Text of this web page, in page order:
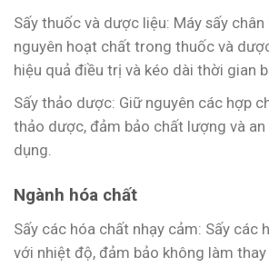
Sấy thuốc và dược liệu: Máy sấy
nguyên hoạt chất trong thuốc và
hiệu quả điều trị và kéo dài thời gian
Sấy thảo dược: Giữ nguyên các hợp
thảo dược, đảm bảo chất lượng và
dụng.
Ngành hóa chất
Sấy các hóa chất nhạy cảm: Sấy các
với nhiệt độ, đảm bảo không làm